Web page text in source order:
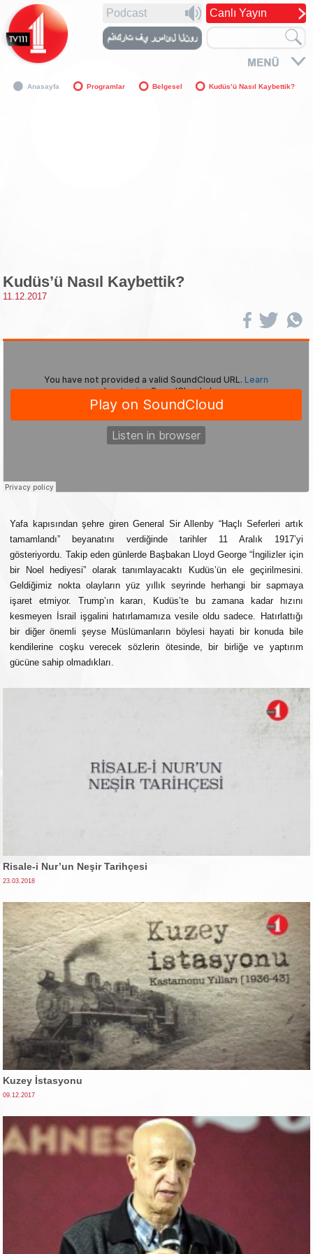
Canlı Yayın
Podcast
Anasayfa Programlar Belgesel Kudüs’ü Nasıl Kaybettik?
Kudüs’ü Nasıl Kaybettik?
11.12.2017
Yafa kapısından şehre giren General Sir Allenby “Haçlı Seferleri artık
tamamlandı” beyanatını verdiğinde tarihler 11 Aralık 1917’yi
gösteriyordu. Takip eden günlerde Başbakan Lloyd George “İngilizler için
bir Noel hediyesi” olarak tanımlayacaktı Kudüs’ün ele geçirilmesini.
Geldiğimiz nokta olayların yüz yıllık seyrinde herhangi bir sapmaya
işaret etmiyor. Trump’ın kararı, Kudüs’te bu zamana kadar hızını
kesmeyen İsrail işgalini hatırlamamıza vesile oldu sadece. Hatırlattığı
bir diğer önemli şeyse Müslümanların böylesi hayati bir konuda bile
kendilerine coşku verecek sözlerin ötesinde, bir birliğe ve yaptırım
gücüne sahip olmadıkları.
Risale-i Nur’un Neşir Tarihçesi
23.03.2018
Kuzey İstasyonu
09.12.2017